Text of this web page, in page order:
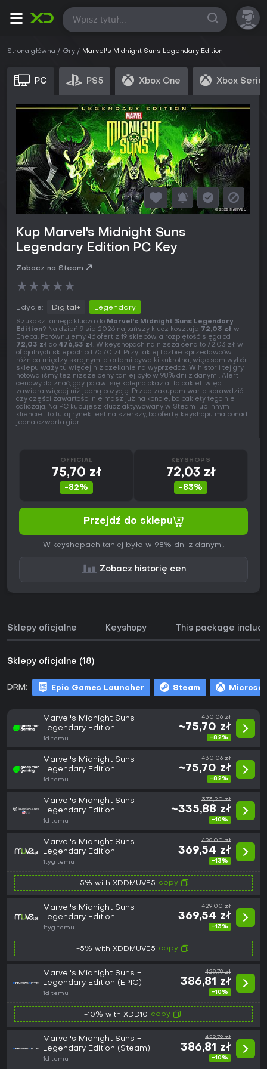
Wszystkie
Strona główna Gry Marvel's Midnight Suns Legendary Edition
PC PS5 Xbox One Xbox
Kup Marvel's Midnight Suns
Legendary Edition PC Key
Zobacz na Steam
★★★★★
Edycje: Digital+ Legendary
Szukasz taniego klucza do Marvel's Midnight Suns Legendary
Edition? Na dzień 9 sie 2026 najtańszy klucz kosztuje 72,03 zł w
Eneba. Porównujemy 46 ofert z 19 sklepów, a rozpiętość sięga od
72,03 zł do 476,53 zł. W keyshopach najniższa cena to 72,03 zł, w
oficjalnych sklepach od 75,70 zł. Przy takiej liczbie sprzedawców
różnica między skrajnymi ofertami bywa kilkukrotna, więc sam wybór
sklepu waży tu więcej niż czekanie na wyprzedaż. W historii tej gry
notowaliśmy też niższe ceny, taniej było w 98% dni z danymi. Alert
cenowy da znać, gdy pojawi się kolejna okazja. To pakiet, więc
zawiera więcej niż jedną pozycję. Przed zakupem warto sprawdzić,
czy części zawartości nie masz już na koncie, bo pakiety tego nie
odliczają. Na PC kupujesz klucz aktywowany w Steam lub innym
kliencie i to tutaj rynek jest najszerszy, bo ofertę keyshopu ma ponad
jedna czwarta gier.
OFFICIAL
75,70 zł
-82%
KEYSHOPS
72,03 zł
-83%
Przejdź do sklepu
W keyshopach taniej było w 98% dni z danymi.
Zobacz historię cen
Sklepy oficjalne Keyshopy This package
Sklepy oficjalne (18)
DRM: Epic Games Launcher Steam
Marvel's Midnight Suns
Legendary Edition
1d temu
430,06 zł
~75,70 zł
-82%
Marvel's Midnight Suns
Legendary Edition
1d temu
430,06 zł
~75,70 zł
-82%
Marvel's Midnight Suns
Legendary Edition
1d temu
373,20 zł
~335,88 zł
-10%
Marvel's Midnight Suns
Legendary Edition
1tyg temu
429,00 zł
369,54 zł
-13%
-5% with XDDMUVE5 copy
Marvel's Midnight Suns
Legendary Edition
1tyg temu
429,00 zł
369,54 zł
-13%
-5% with XDDMUVE5 copy
Marvel's Midnight Suns -
Legendary Edition (EPIC)
1d temu
429,79 zł
386,81 zł
-10%
-10% with XDD10 copy
Marvel's Midnight Suns -
Legendary Edition (Steam)
1d temu
429,79 zł
386,81 zł
-10%